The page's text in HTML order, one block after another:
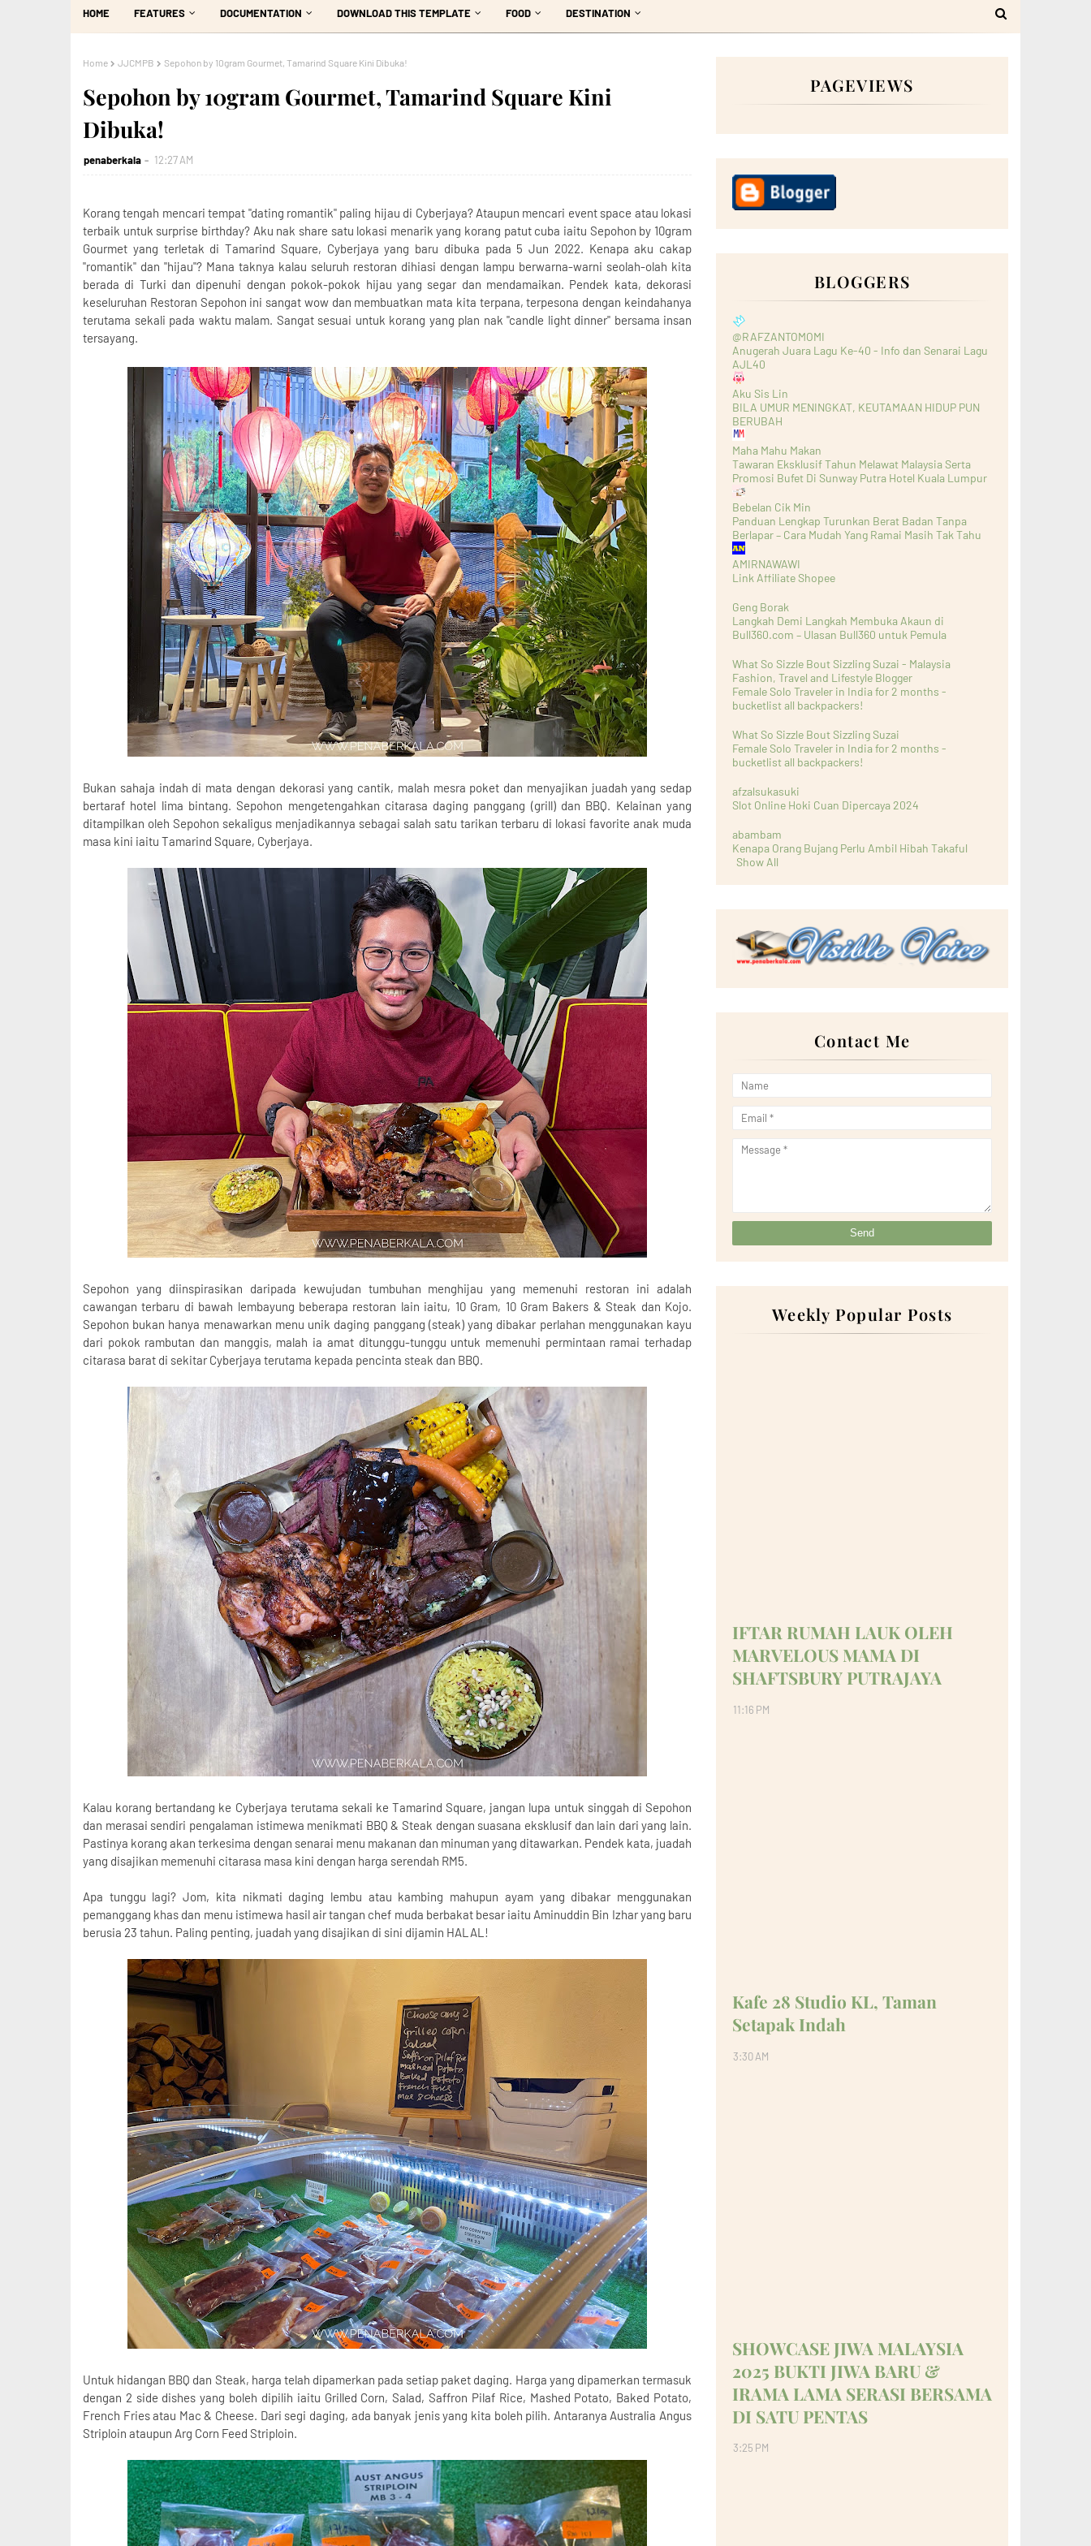
HOME FEATURES DOCUMENTATION DOWNLOAD THIS TEMPLATE FOOD DESTINATION
Home JJCMPB Sepohon by 10gram Gourmet, Tamarind Square Kini Dibuka!
Sepohon by 10gram Gourmet, Tamarind Square Kini
Dibuka!
penaberkala 12:27 AM
Korang tengah mencari tempat "dating romantik" paling hijau di Cyberjaya? Ataupun mencari event space atau lokasi
terbaik untuk surprise birthday? Aku nak share satu lokasi menarik yang korang patut cuba iaitu Sepohon by 10gram
Gourmet yang terletak di Tamarind Square, Cyberjaya yang baru dibuka pada 5 Jun 2022. Kenapa aku cakap
"romantik" dan "hijau"? Mana taknya kalau seluruh restoran dihiasi dengan lampu berwarna-warni seolah-olah kita
berada di Turki dan dipenuhi dengan pokok-pokok hijau yang segar dan mendamaikan. Pendek kata, dekorasi
keseluruhan Restoran Sepohon ini sangat wow dan membuatkan mata kita terpana, terpesona dengan keindahanya
terutama sekali pada waktu malam. Sangat sesuai untuk korang yang plan nak "candle light dinner" bersama insan
tersayang.
Bukan sahaja indah di mata dengan dekorasi yang cantik, malah mesra poket dan menyajikan juadah yang sedap
bertaraf hotel lima bintang. Sepohon mengetengahkan citarasa daging panggang (grill) dan BBQ. Kelainan yang
ditampilkan oleh Sepohon sekaligus menjadikannya sebagai salah satu tarikan terbaru di lokasi favorite anak muda
masa kini iaitu Tamarind Square, Cyberjaya.
Sepohon yang diinspirasikan daripada kewujudan tumbuhan menghijau yang memenuhi restoran ini adalah
cawangan terbaru di bawah lembayung beberapa restoran lain iaitu, 10 Gram, 10 Gram Bakers & Steak dan Kojo.
Sepohon bukan hanya menawarkan menu unik daging panggang (steak) yang dibakar perlahan menggunakan kayu
dari pokok rambutan dan manggis, malah ia amat ditunggu-tunggu untuk memenuhi permintaan ramai terhadap
citarasa barat di sekitar Cyberjaya terutama kepada pencinta steak dan BBQ.
Kalau korang bertandang ke Cyberjaya terutama sekali ke Tamarind Square, jangan lupa untuk singgah di Sepohon
dan merasai sendiri pengalaman istimewa menikmati BBQ & Steak dengan suasana eksklusif dan lain dari yang lain.
Pastinya korang akan terkesima dengan senarai menu makanan dan minuman yang ditawarkan. Pendek kata, juadah
yang disajikan memenuhi citarasa masa kini dengan harga serendah RM5.
Apa tunggu lagi? Jom, kita nikmati daging lembu atau kambing mahupun ayam yang dibakar menggunakan
pemanggang khas dan menu istimewa hasil air tangan chef muda berbakat besar iaitu Aminuddin Bin Izhar yang baru
berusia 23 tahun. Paling penting, juadah yang disajikan di sini dijamin HALAL!
Untuk hidangan BBQ dan Steak, harga telah dipamerkan pada setiap paket daging. Harga yang dipamerkan termasuk
dengan 2 side dishes yang boleh dipilih iaitu Grilled Corn, Salad, Saffron Pilaf Rice, Mashed Potato, Baked Potato,
French Fries atau Mac & Cheese. Dari segi daging, ada banyak jenis yang kita boleh pilih. Antaranya Australia Angus
Striploin ataupun Arg Corn Feed Striploin.
PAGEVIEWS
BLOGGERS
@RAFZANTOMOMI
Anugerah Juara Lagu Ke-40 - Info dan Senarai Lagu
AJL40
Aku Sis Lin
BILA UMUR MENINGKAT, KEUTAMAAN HIDUP PUN
BERUBAH
Maha Mahu Makan
Tawaran Eksklusif Tahun Melawat Malaysia Serta
Promosi Bufet Di Sunway Putra Hotel Kuala Lumpur
Bebelan Cik Min
Panduan Lengkap Turunkan Berat Badan Tanpa
Berlapar – Cara Mudah Yang Ramai Masih Tak Tahu
AMIRNAWAWI
Link Affiliate Shopee
Geng Borak
Langkah Demi Langkah Membuka Akaun di
Bull360.com – Ulasan Bull360 untuk Pemula
What So Sizzle Bout Sizzling Suzai - Malaysia
Fashion, Travel and Lifestyle Blogger
Female Solo Traveler in India for 2 months -
bucketlist all backpackers!
What So Sizzle Bout Sizzling Suzai
Female Solo Traveler in India for 2 months -
bucketlist all backpackers!
afzalsukasuki
Slot Online Hoki Cuan Dipercaya 2024
abambam
Kenapa Orang Bujang Perlu Ambil Hibah Takaful
Show All
Contact Me
Weekly Popular Posts
IFTAR RUMAH LAUK OLEH
MARVELOUS MAMA DI
SHAFTSBURY PUTRAJAYA
11:16 PM
Kafe 28 Studio KL, Taman
Setapak Indah
3:30 AM
SHOWCASE JIWA MALAYSIA
2025 BUKTI JIWA BARU &
IRAMA LAMA SERASI BERSAMA
DI SATU PENTAS
3:25 PM